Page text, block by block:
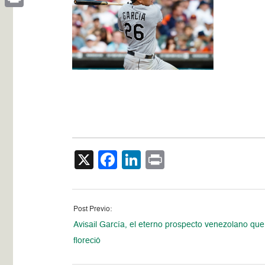
X Facebook
LinkedIn
Post Previo:
Avisail García, el eterno prospecto venezolano
floreció